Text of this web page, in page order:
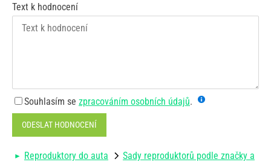
Text k hodnocení
Souhlasím se zpracováním osobních údajů.
ODESLAT HODNOCENÍ
Reproduktory do auta
Sady reproduktorů podle značky a